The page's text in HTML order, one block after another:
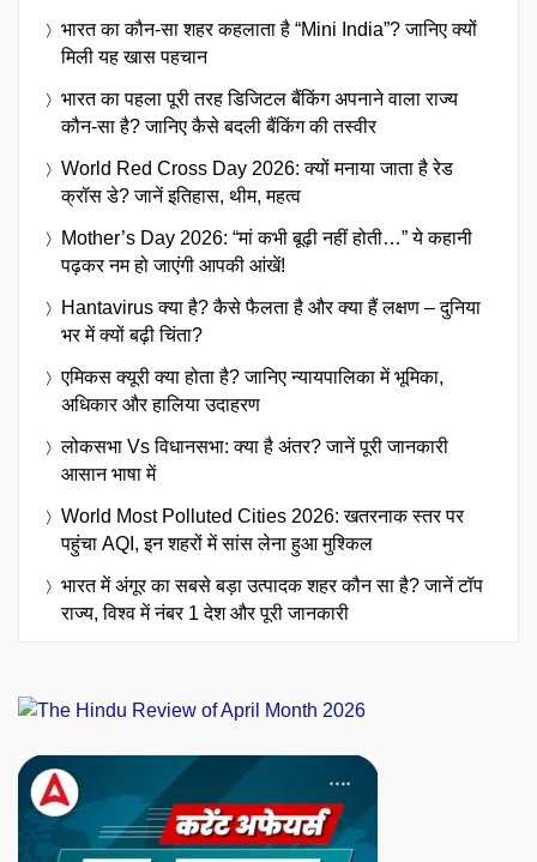
भारत का कौन-सा शहर कहलाता है “Mini India”? जानिए क्यों
मिली यह खास पहचान
भारत का पहला पूरी तरह डिजिटल बैंकिंग अपनाने वाला राज्य
कौन-सा है? जानिए कैसे बदली बैंकिंग की तस्वीर
World Red Cross Day 2026: क्यों मनाया जाता है रेड
क्रॉस डे? जानें इतिहास, थीम, महत्व
Mother’s Day 2026: “मां कभी बूढ़ी नहीं होती…” ये कहानी
पढ़कर नम हो जाएंगी आपकी आंखें!
Hantavirus क्या है? कैसे फैलता है और क्या हैं लक्षण – दुनिया
भर में क्यों बढ़ी चिंता?
एमिकस क्यूरी क्या होता है? जानिए न्यायपालिका में भूमिका,
अधिकार और हालिया उदाहरण
लोकसभा Vs विधानसभा: क्या है अंतर? जानें पूरी जानकारी
आसान भाषा में
World Most Polluted Cities 2026: खतरनाक स्तर पर
पहुंचा AQI, इन शहरों में सांस लेना हुआ मुश्किल
भारत में अंगूर का सबसे बड़ा उत्पादक शहर कौन सा है? जानें टॉप
राज्य, विश्व में नंबर 1 देश और पूरी जानकारी